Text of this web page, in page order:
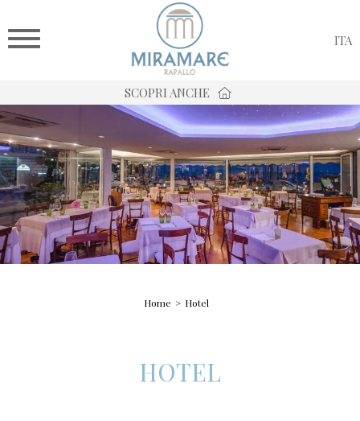
ITA
SCOPRI ANCHE
Home Hotel
HOTEL